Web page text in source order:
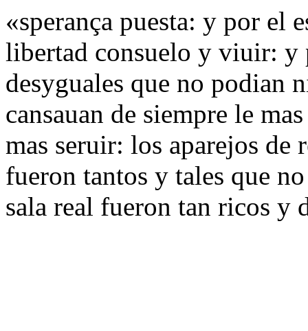
«sperança puesta: y por el
libertad consuelo y viuir: y
desyguales que no podian
cansauan de siempre le
mas seruir: los aparejos de
fueron tantos y tales que
sala real fueron tan ricos y